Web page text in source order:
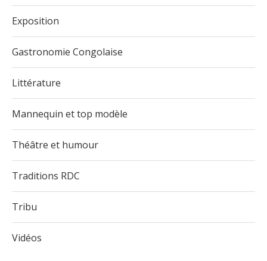
Exposition
Gastronomie Congolaise
Littérature
Mannequin et top modèle
Théâtre et humour
Traditions RDC
Tribu
Vidéos